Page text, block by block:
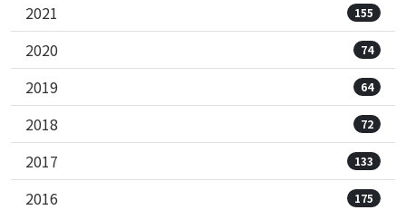
2021 155
2020 74
2019 64
2018 72
2017 133
2016 175